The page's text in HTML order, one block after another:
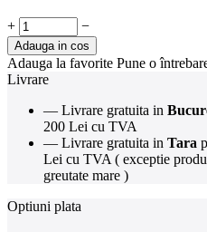
+ −
Adauga in cos
Adauga la favorite Pune o
Livrare
— Livrare gratuita in
200 Lei cu TVA
— Livrare gratuita in Tara
Lei cu TVA ( exceptie
greutate mare )
Optiuni plata